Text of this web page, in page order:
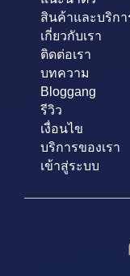
สินค้าและบริกา
เกี่ยวกับเรา
ติดต่อเรา
บทความ
Bloggang
รีวิว
เงื่อนไข
บริการของเรา
เข้าสู่ระบบ